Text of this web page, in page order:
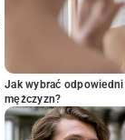
Jak wybrać
mężczyzn?